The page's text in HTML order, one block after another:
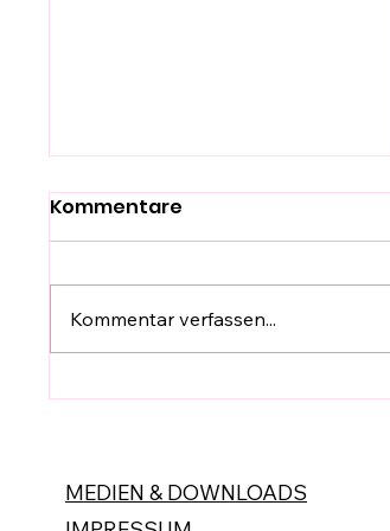
HänyTec -Tools -
Kommentare
Kommentar verfassen...
MEDIEN & DOWNLOADS